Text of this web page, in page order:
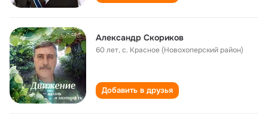
Александр Скориков
60 лет,с. Красное (Новохоперский район)
Добавить в друзья